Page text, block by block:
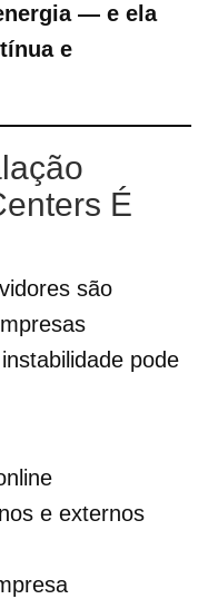
— e ela
e
É
são
pode
e externos